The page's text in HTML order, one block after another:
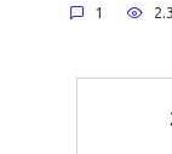
1